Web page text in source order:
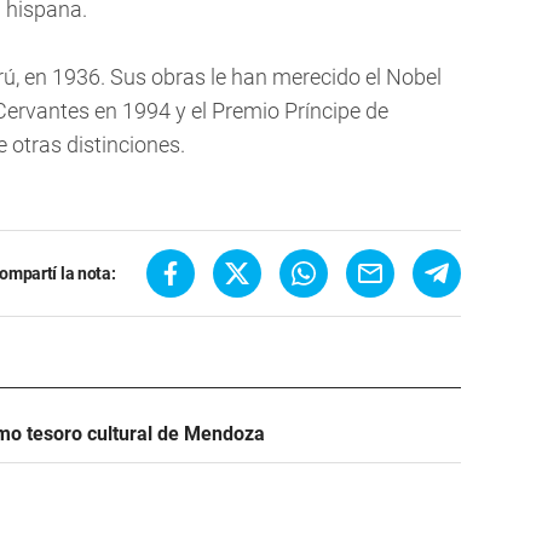
en 1936. Sus obras le han merecido el Nobel
en 1994 y el Premio Príncipe de
otras distinciones.
la nota:
tesoro cultural de Mendoza